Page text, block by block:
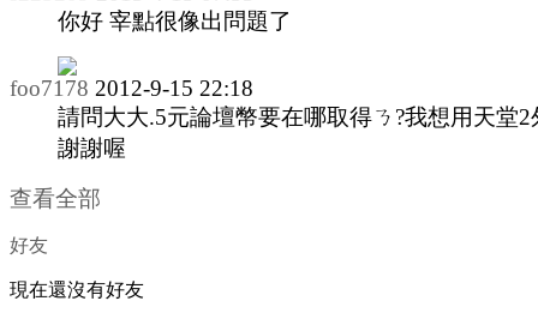
你好 宰點很像出問題了
foo7178 2012-9-15 22:18
請問大大.5元論壇幣要在哪取得ㄋ?我想用天堂2
謝謝喔
查看全部
好友
現在還沒有好友